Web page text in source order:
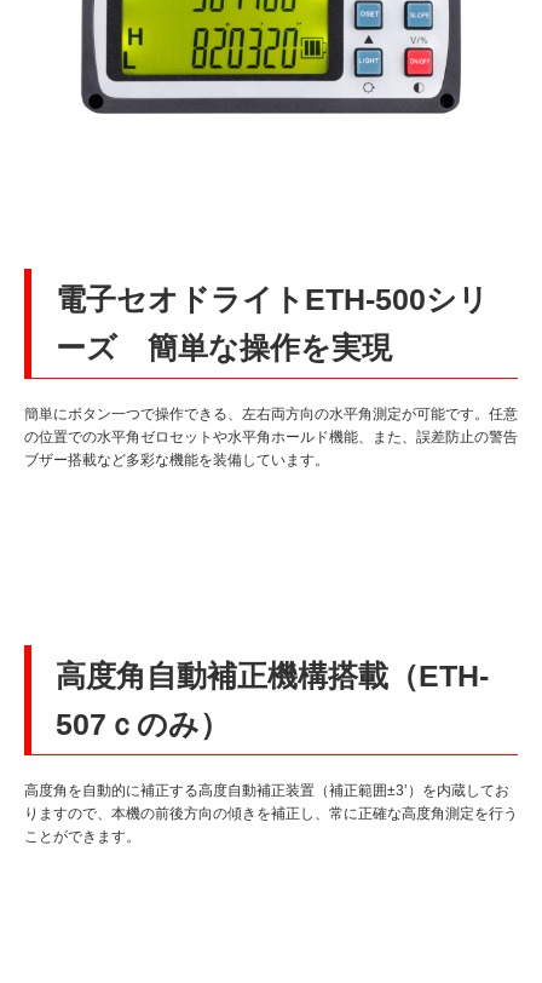
電子セオドライトETH-500シリ
ーズ 簡単な操作を実現
簡単にボタン一つで操作できる、左右両方向の水平角測定が可能です。任意
の位置での水平角ゼロセットや水平角ホールド機能、また、誤差防止の警告
ブザー搭載など多彩な機能を装備しています。
高度角自動補正機構搭載（ETH-
507ｃのみ）
高度角を自動的に補正する高度自動補正装置（補正範囲±3’）を内蔵してお
りますので、本機の前後方向の傾きを補正し、常に正確な高度角測定を行う
ことができます。